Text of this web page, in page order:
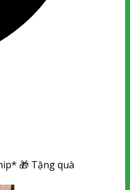
🎁 Tặng quà